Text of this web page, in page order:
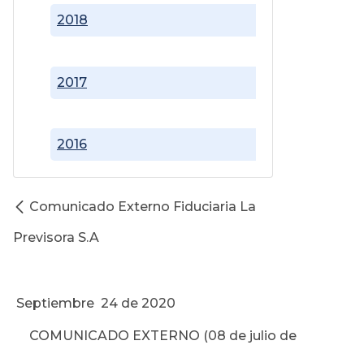
2016
2017
2018
Comunicado Externo Fiduciaria La
Previsora S.A
Septiembre 24 de 2020
COMUNICADO EXTERNO (08 de julio de